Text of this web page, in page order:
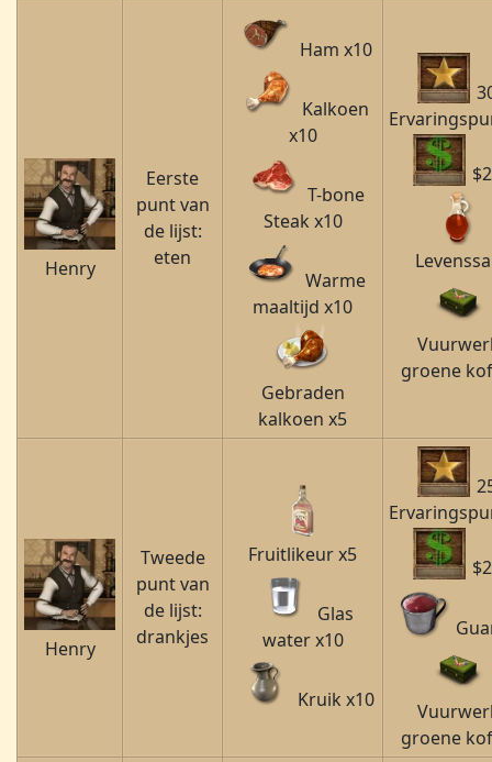
Henry
Eerste
punt van
de lijst:
eten
Ham x10
Kalkoen
x10
T-bone
Steak x10
Warme
maaltijd x10
Gebraden
kalkoen x5
groene
Henry
Tweede
punt van
de lijst:
drankjes
Fruitlikeur x5
Glas
water x10
Kruik x10
groene